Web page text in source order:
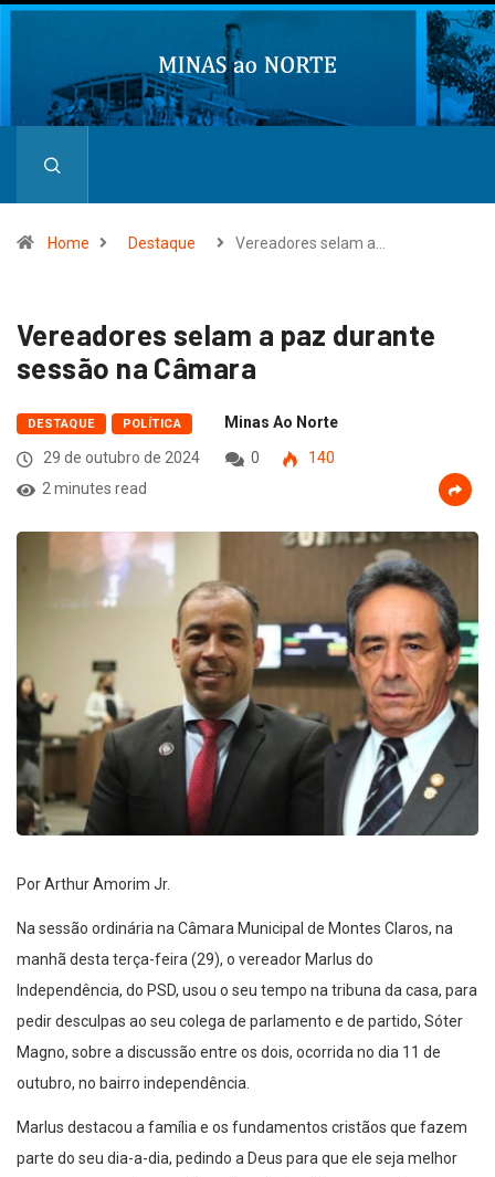
Home Destaque Vereadores selam a…
Vereadores selam a paz durante
sessão na Câmara
DESTAQUE POLÍTICA
Minas Ao Norte
29 de outubro de 2024
0
140
2 minutes read
Por Arthur Amorim Jr.
Na sessão ordinária na Câmara Municipal de Montes Claros, na
manhã desta terça-feira (29), o vereador Marlus do
Independência, do PSD, usou o seu tempo na tribuna da casa, para
pedir desculpas ao seu colega de parlamento e de partido, Sóter
Magno, sobre a discussão entre os dois, ocorrida no dia 11 de
outubro, no bairro independência.
Marlus destacou a família e os fundamentos cristãos que fazem
parte do seu dia-a-dia, pedindo a Deus para que ele seja melhor